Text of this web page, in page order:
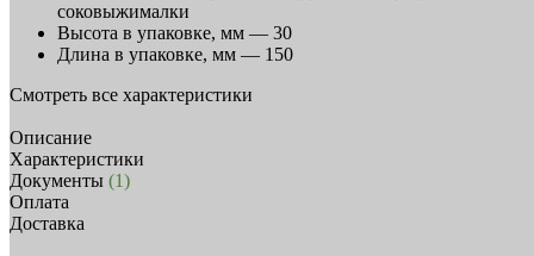
соковыжималки
Высота в упаковке, мм — 30
Длина в упаковке, мм — 150
Смотреть все характеристики
Описание
Характеристики
Документы (1)
Оплата
Доставка